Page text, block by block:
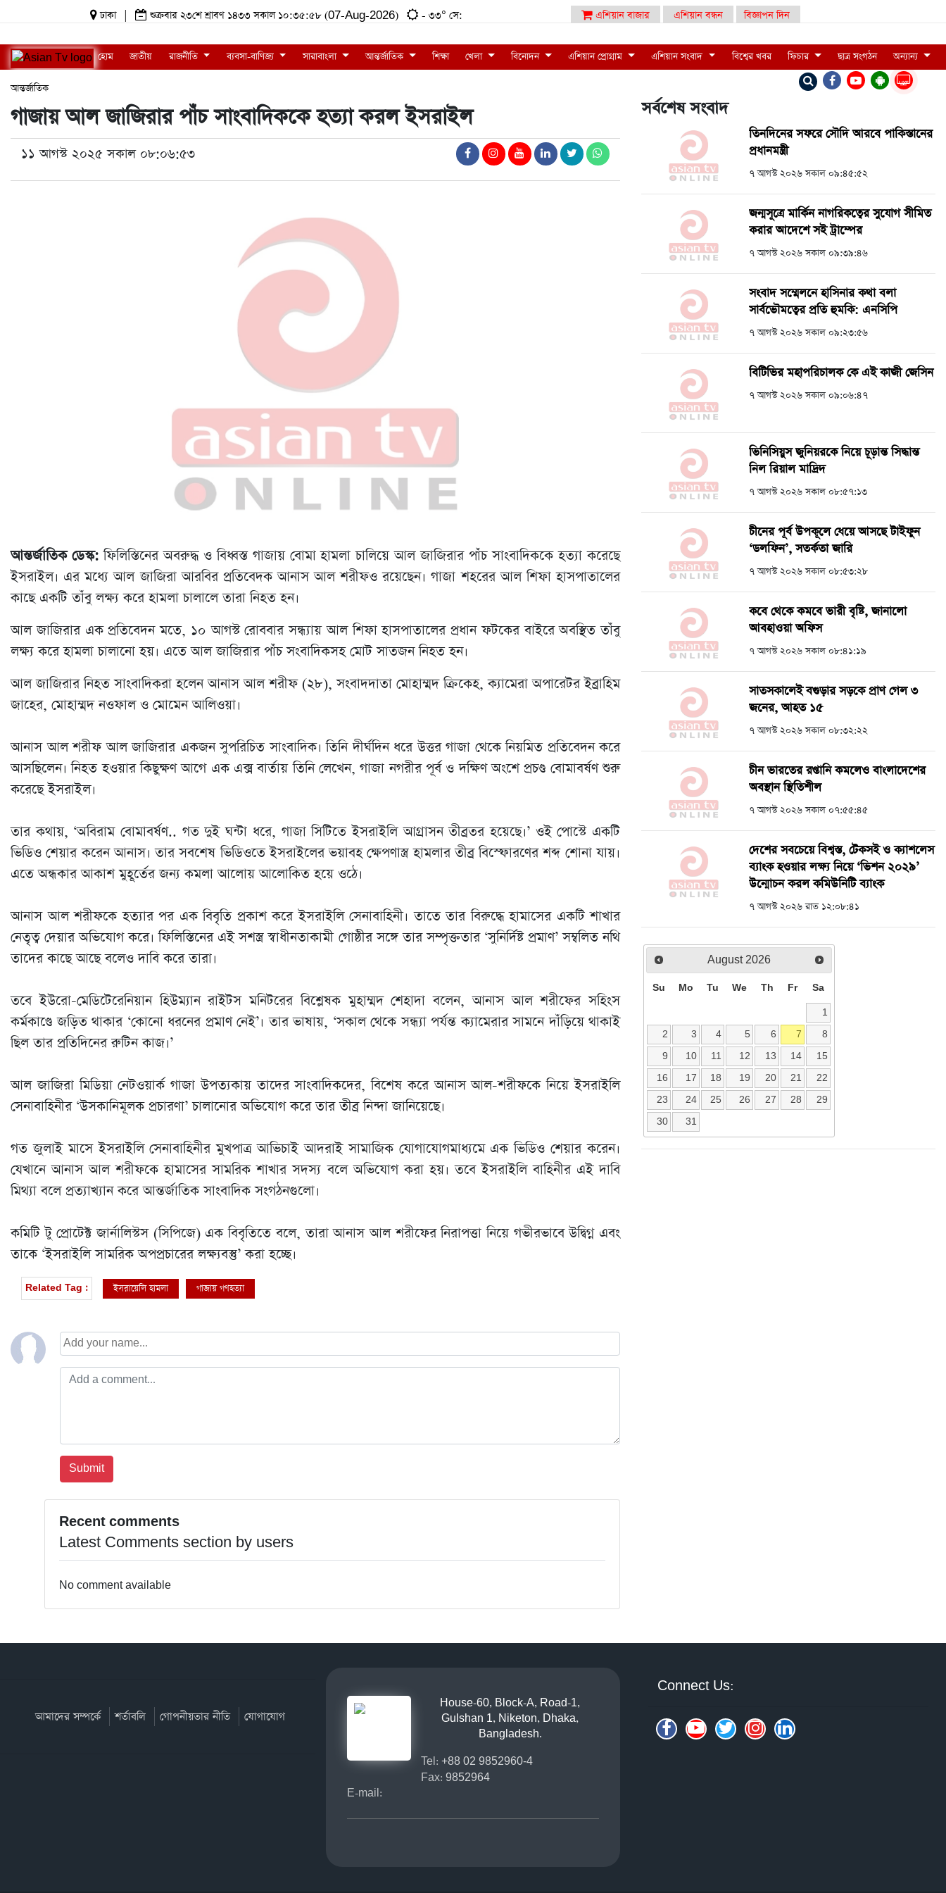
ঢাকা শুক্রবার ২৩শে শ্রাবণ ১৪৩৩ সকাল ১০:৩৫:৫৮ (07-Aug-2026) - ৩৩° সে: এশিয়ান বাজার এশিয়ান বন্ধন বিজ্ঞাপন দিন
LIVE
হোম জাতীয় রাজনীতি ব্যবসা-বাণিজ্য সারাবাংলা আন্তর্জাতিক শিক্ষা খেলা বিনোদন এশিয়ান প্রোগ্রাম এশিয়ান সংবাদ বিশ্বের খবর ফিচার ছাত্র সংগঠন অন্যান্য
আন্তর্জাতিক
গাজায় আল জাজিরার পাঁচ সাংবাদিককে হত্যা করল ইসরাইল
১১ আগস্ট ২০২৫ সকাল ০৮:০৬:৫৩
আন্তর্জাতিক ডেস্ক:ফিলিস্তিনের অবরুদ্ধ ও বিধ্বস্ত গাজায় বোমা হামলা চালিয়ে আল জাজিরার পাঁচ সাংবাদিককে হত্যা করেছে
ইসরাইল। এর মধ্যে আল জাজিরা আরবির প্রতিবেদক আনাস আল শরীফও রয়েছেন। গাজা শহরের আল শিফা হাসপাতালের
কাছে একটি তাঁবু লক্ষ্য করে হামলা চালালে তারা নিহত হন।
আল জাজিরার এক প্রতিবেদন মতে, ১০ আগস্ট রোববার সন্ধ্যায় আল শিফা হাসপাতালের প্রধান ফটকের বাইরে অবস্থিত তাঁবু
লক্ষ্য করে হামলা চালানো হয়। এতে আল জাজিরার পাঁচ সংবাদিকসহ মোট সাতজন নিহত হন।
আল জাজিরার নিহত সাংবাদিকরা হলেন আনাস আল শরীফ (২৮), সংবাদদাতা মোহাম্মদ ক্রিকেহ, ক্যামেরা অপারেটর ইব্রাহিম
জাহের, মোহাম্মদ নওফাল ও মোমেন আলিওয়া।
আনাস আল শরীফ আল জাজিরার একজন সুপরিচিত সাংবাদিক। তিনি দীর্ঘদিন ধরে উত্তর গাজা থেকে নিয়মিত প্রতিবেদন করে
আসছিলেন। নিহত হওয়ার কিছুক্ষণ আগে এক এক্স বার্তায় তিনি লেখেন, গাজা নগরীর পূর্ব ও দক্ষিণ অংশে প্রচণ্ড বোমাবর্ষণ শুরু
করেছে ইসরাইল।
তার কথায়, ‘অবিরাম বোমাবর্ষণ.. গত দুই ঘন্টা ধরে, গাজা সিটিতে ইসরাইলি আগ্রাসন তীব্রতর হয়েছে।’ ওই পোস্টে একটি
ভিডিও শেয়ার করেন আনাস। তার সবশেষ ভিডিওতে ইসরাইলের ভয়াবহ ক্ষেপণাস্ত্র হামলার তীব্র বিস্ফোরণের শব্দ শোনা যায়।
এতে অন্ধকার আকাশ মুহূর্তের জন্য কমলা আলোয় আলোকিত হয়ে ওঠে।
আনাস আল শরীফকে হত্যার পর এক বিবৃতি প্রকাশ করে ইসরাইলি সেনাবাহিনী। তাতে তার বিরুদ্ধে হামাসের একটি শাখার
নেতৃত্ব দেয়ার অভিযোগ করে। ফিলিস্তিনের এই সশস্ত্র স্বাধীনতাকামী গোষ্ঠীর সঙ্গে তার সম্পৃক্ততার ‘সুনির্দিষ্ট প্রমাণ’ সম্বলিত নথি
তাদের কাছে আছে বলেও দাবি করে তারা।
তবে ইউরো-মেডিটেরেনিয়ান হিউম্যান রাইটস মনিটরের বিশ্লেষক মুহাম্মদ শেহাদা বলেন, আনাস আল শরীফের সহিংস
কর্মকাণ্ডে জড়িত থাকার ‘কোনো ধরনের প্রমাণ নেই’। তার ভাষায়, ‘সকাল থেকে সন্ধ্যা পর্যন্ত ক্যামেরার সামনে দাঁড়িয়ে থাকাই
ছিল তার প্রতিদিনের রুটিন কাজ।’
আল জাজিরা মিডিয়া নেটওয়ার্ক গাজা উপত্যকায় তাদের সাংবাদিকদের, বিশেষ করে আনাস আল-শরীফকে নিয়ে ইসরাইলি
সেনাবাহিনীর ‘উসকানিমূলক প্রচারণা’ চালানোর অভিযোগ করে তার তীব্র নিন্দা জানিয়েছে।
গত জুলাই মাসে ইসরাইলি সেনাবাহিনীর মুখপাত্র আভিচাই আদরাই সামাজিক যোগাযোগমাধ্যমে এক ভিডিও শেয়ার করেন।
যেখানে আনাস আল শরীফকে হামাসের সামরিক শাখার সদস্য বলে অভিযোগ করা হয়। তবে ইসরাইলি বাহিনীর এই দাবি
মিথ্যা বলে প্রত্যাখ্যান করে আন্তর্জাতিক সাংবাদিক সংগঠনগুলো।
কমিটি টু প্রোটেক্ট জার্নালিস্টস (সিপিজে) এক বিবৃতিতে বলে, তারা আনাস আল শরীফের নিরাপত্তা নিয়ে গভীরভাবে উদ্বিগ্ন এবং
তাকে ‘ইসরাইলি সামরিক অপপ্রচারের লক্ষ্যবস্তু’ করা হচ্ছে।
Related Tag : ইসরায়েলি হামলা গাজায় গণহত্যা
Recent comments
Latest Comments section by users
No comment available
সর্বশেষ সংবাদ
তিনদিনের সফরে সৌদি আরবে পাকিস্তানের
প্রধানমন্ত্রী
৭ আগস্ট ২০২৬ সকাল ০৯:৪৫:৫২
জন্মসূত্রে মার্কিন নাগরিকত্বের সুযোগ সীমিত
করার আদেশে সই ট্রাম্পের
৭ আগস্ট ২০২৬ সকাল ০৯:৩৯:৪৬
সংবাদ সম্মেলনে হাসিনার কথা বলা
সার্বভৌমত্বের প্রতি হুমকি: এনসিপি
৭ আগস্ট ২০২৬ সকাল ০৯:২৩:৫৬
বিটিভির মহাপরিচালক কে এই কাজী জেসিন
৭ আগস্ট ২০২৬ সকাল ০৯:০৬:৪৭
ভিনিসিয়ুস জুনিয়রকে নিয়ে চূড়ান্ত সিদ্ধান্ত
নিল রিয়াল মাদ্রিদ
৭ আগস্ট ২০২৬ সকাল ০৮:৫৭:১৩
চীনের পূর্ব উপকূলে ধেয়ে আসছে টাইফুন
‘ডলফিন’, সতর্কতা জারি
৭ আগস্ট ২০২৬ সকাল ০৮:৫৩:২৮
কবে থেকে কমবে ভারী বৃষ্টি, জানালো
আবহাওয়া অফিস
৭ আগস্ট ২০২৬ সকাল ০৮:৪১:১৯
সাতসকালেই বগুড়ার সড়কে প্রাণ গেল ৩
জনের, আহত ১৫
৭ আগস্ট ২০২৬ সকাল ০৮:৩২:২২
চীন ভারতের রপ্তানি কমলেও বাংলাদেশের
অবস্থান স্থিতিশীল
৭ আগস্ট ২০২৬ সকাল ০৭:৫৫:৪৫
দেশের সবচেয়ে বিশ্বস্ত, টেকসই ও ক্যাশলেস
ব্যাংক হওয়ার লক্ষ্য নিয়ে ‘ভিশন ২০২৯’
উন্মোচন করল কমিউনিটি ব্যাংক
৭ আগস্ট ২০২৬ রাত ১২:০৮:৪১
August 2026
Su Mo Tu We Th Fr Sa
1
2
3 4 5 6 7
8
9
10 11 12 13 14
15
16
17 18 19 20 21
22
23
24 25 26 27 28
29
30
31
আমাদের সম্পর্কে শর্তাবলি গোপনীয়তার নীতি যোগাযোগ
House-60, Block-A, Road-1,
Gulshan 1, Niketon, Dhaka,
Bangladesh.
Tel: +88 02 9852960-4
Fax: 9852964
E-mail:
Connect Us: